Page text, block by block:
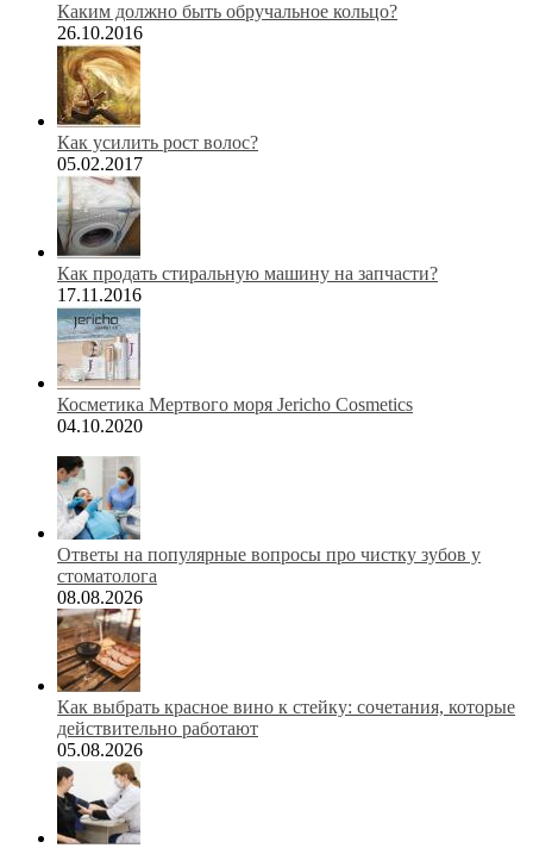
Каким должно быть обручальное кольцо?
26.10.2016
Как усилить рост волос?
05.02.2017
Как продать стиральную машину на запчасти?
17.11.2016
Косметика Мертвого моря Jericho Cosmetics
04.10.2020
Ответы на популярные вопросы про чистку зубов у
стоматолога
08.08.2026
Как выбрать красное вино к стейку: сочетания, которые
действительно работают
05.08.2026